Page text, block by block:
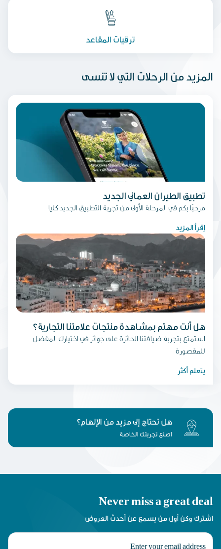
ترقيات المقاعد
المزيد من الرحلات التي لا تنسى
تطبيق الطيران العماني الجديد
مرحبًا بكم في المرحلة الأولى من تجربة التطبيق الجديد كليا
إقرأ المزيد
هل أنت مهتم بمشاهدة منتجات علامتنا التجارية؟
استمتع بتجربة ضيافتنا الحائزة على جوائز في اختيارك المفضل
للمقصورة
يتعلم أكثر
هل تحتاج إلى مزيد من الإلهام؟
اصنع تجربتك الخاصة
Never miss a great deal
اشترك وكن أول من يسمع عن أحدث العروض